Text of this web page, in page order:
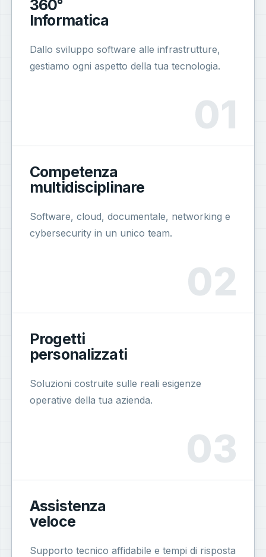
360°
Informatica
Dallo sviluppo software alle infrastrutture,
gestiamo ogni aspetto della tua tecnologia.
Competenza
multidisciplinare
Software, cloud, documentale, networking e
cybersecurity in un unico team.
Progetti
personalizzati
Soluzioni costruite sulle reali esigenze
operative della tua azienda.
Assistenza
veloce
Supporto tecnico affidabile e tempi di risposta